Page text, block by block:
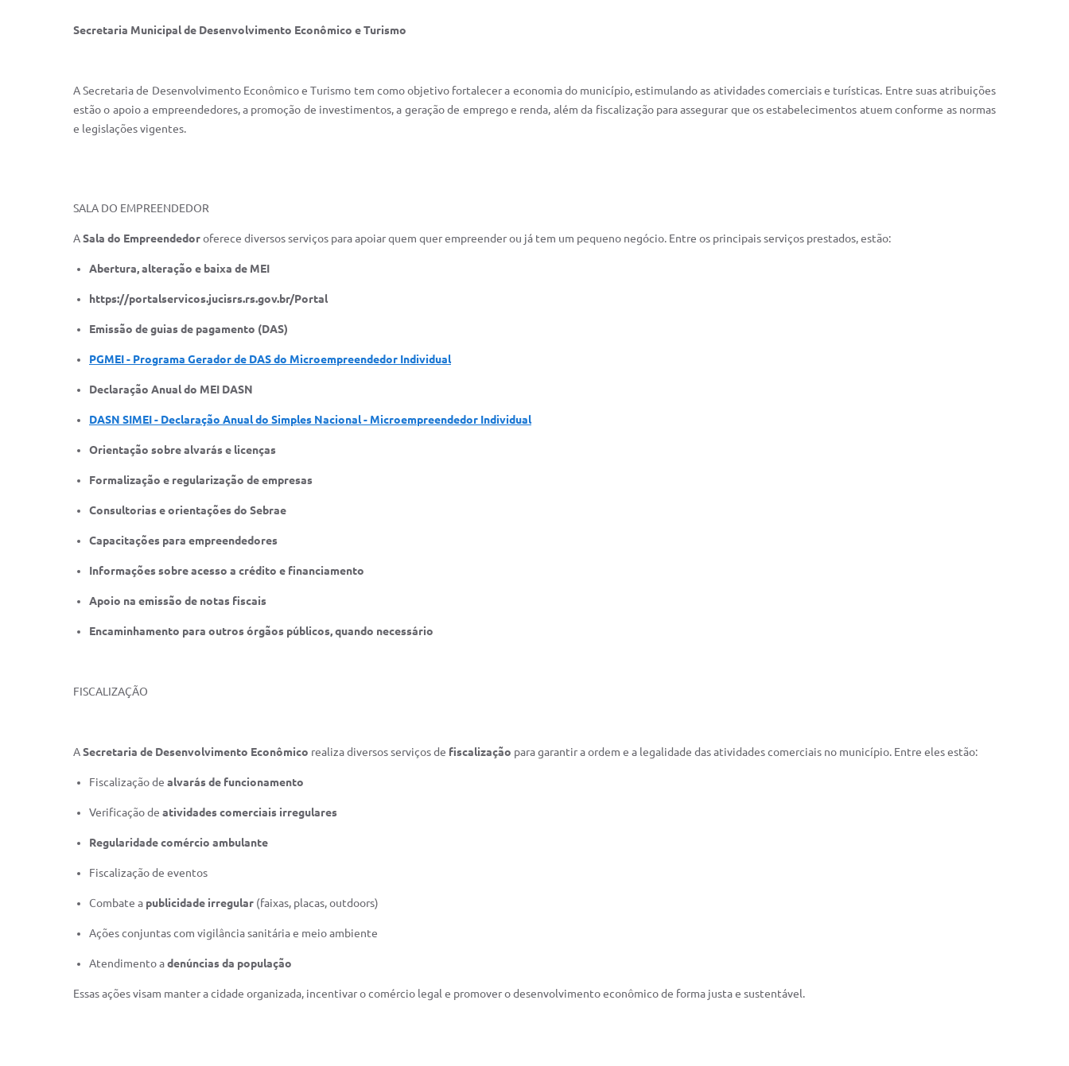
Secretaria Municipal de Desenvolvimento Econômico e Turismo
A Secretaria de Desenvolvimento Econômico e Turismo tem como objetivo fortalecer a economia do município, estimulando as atividades comerciais e turísticas. Entre suas atribuições
estão o apoio a empreendedores, a promoção de investimentos, a geração de emprego e renda, além da fiscalização para assegurar que os estabelecimentos atuem conforme as normas
e legislações vigentes.
SALA DO EMPREENDEDOR
ASala do Empreendedoroferece diversos serviços para apoiar quem quer empreender ou já tem um pequeno negócio. Entre os principais serviços prestados, estão:
Abertura, alteração e baixa de MEI
https://portalservicos.jucisrs.rs.gov.br/Portal
Emissão de guias de pagamento (DAS)
PGMEI - Programa Gerador de DAS do Microempreendedor Individual
Declaração Anual do MEI DASN
DASN SIMEI - Declaração Anual do Simples Nacional - Microempreendedor Individual
Orientação sobre alvarás e licenças
Formalização e regularização de empresas
Consultorias e orientações do Sebrae
Capacitações para empreendedores
Informações sobre acesso a crédito e financiamento
Apoio na emissão de notas fiscais
Encaminhamento para outros órgãos públicos, quando necessário
FISCALIZAÇÃO
ASecretaria de Desenvolvimento Econômico realiza diversos serviços de fiscalização para garantir a ordem e a legalidade das atividades comerciais no município. Entre eles estão:
Fiscalização de alvarás de funcionamento
Verificação de atividades comerciais irregulares
Regularidadecomércio ambulante
Fiscalização de eventos
Combate a publicidade irregular (faixas, placas, outdoors)
Ações conjuntas com vigilância sanitária e meio ambiente
Atendimento adenúncias da população
Essas ações visam manter a cidade organizada, incentivar o comércio legal e promover o desenvolvimento econômico de forma justa e sustentável.